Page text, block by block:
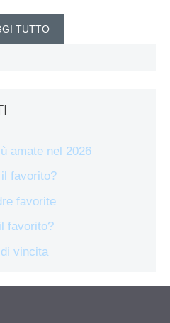
TUTTO
amate nel 2026
favorito?
favorite
favorito?
vincita